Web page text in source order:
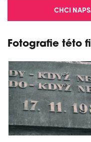
CHCI
Fotografie této